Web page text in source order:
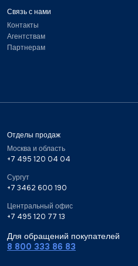
Связь с нами
Контакты
Агентствам
Партнерам
Отделы продаж
Москва и область
+7 495 120 04 04
Сургут
+7 3462 600 190
Центральный офис
+7 495 120 77 13
Для обращений покупателей
8 800 333 86 83